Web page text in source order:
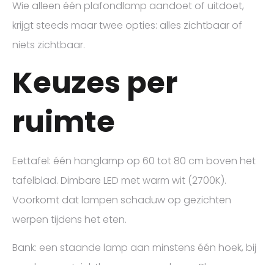
Wie alleen één plafondlamp aandoet of uitdoet,
krijgt steeds maar twee opties: alles zichtbaar of
niets zichtbaar.
Keuzes per
ruimte
Eettafel: één hanglamp op 60 tot 80 cm boven het
tafelblad. Dimbare LED met warm wit (2700K).
Voorkomt dat lampen schaduw op gezichten
werpen tijdens het eten.
Bank: een staande lamp aan minstens één hoek, bij